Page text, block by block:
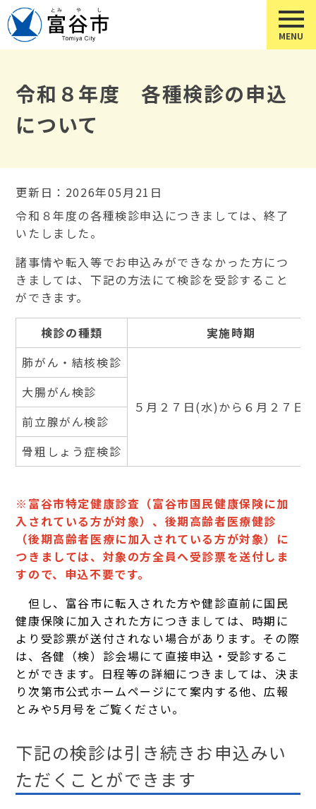
令和８年度 各種検診の申込
について
更新日：2026年05月21日
令和８年度の各種検診申込につきましては、終了
いたしました。
諸事情や転入等でお申込みができなかった方につ
きましては、下記の方法にて検診を受診すること
ができます。
検診の種類
実施時期
肺がん・結核検診
５月２７日(水)から６月２７日(
大腸がん検診
前立腺がん検診
骨粗しょう症検診
※富谷市特定健康診査（富谷市国民健康保険に加
入されている方が対象）、後期高齢者医療健診
（後期高齢者医療に加入されている方が対象）に
つきましては、対象の方全員へ受診票を送付しま
すので、申込不要です。
但し、富谷市に転入された方や健診直前に国民
健康保険に加入された方につきましては、時期に
より受診票が送付されない場合があります。その際
は、各健（検）診会場にて直接申込・受診するこ
とができます。日程等の詳細につきましては、決ま
り次第市公式ホームページにて案内する他、広報
とみや5月号をご覧ください。
下記の検診は引き続きお申込みい
ただくことができます